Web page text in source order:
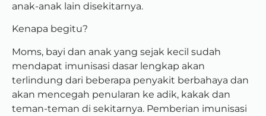
anak-anak lain disekitarnya.
Kenapa begitu?
Moms, bayi dan anak yang sejak kecil sudah
mendapat imunisasi dasar lengkap akan
terlindung dari beberapa penyakit berbahaya dan
akan mencegah penularan ke adik, kakak dan
teman-teman di sekitarnya. Pemberian imunisasi